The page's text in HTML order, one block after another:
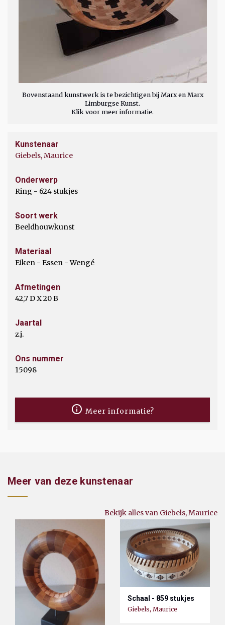
Bovenstaand kunstwerk is te bezichtigen bij Marx en Marx
Limburgse Kunst.
Klik voor meer informatie.
Kunstenaar
Giebels, Maurice
Onderwerp
Ring - 624 stukjes
Soort werk
Beeldhouwkunst
Materiaal
Eiken - Essen - Wengé
Afmetingen
42,7 D X 20 B
Jaartal
z.j.
Ons nummer
15098
Meer informatie?
Meer van deze kunstenaar
Bekijk alles van Giebels, Maurice
Schaal - 859 stukjes
Giebels, Maurice